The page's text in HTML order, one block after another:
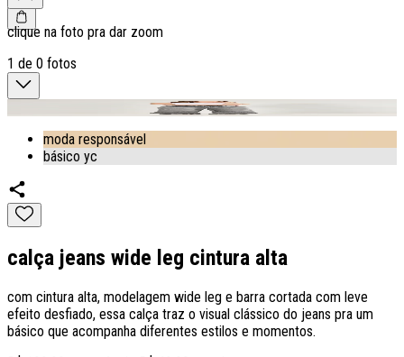
clique na foto pra dar zoom
1 de 0 fotos
moda responsável
básico yc
calça jeans wide leg cintura alta
com cintura alta, modelagem wide leg e barra cortada com leve
efeito desfiado, essa calça traz o visual clássico do jeans pra um
básico que acompanha diferentes estilos e momentos.